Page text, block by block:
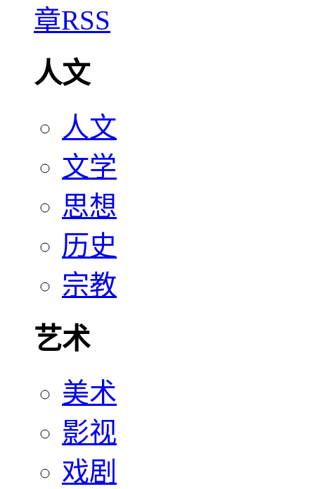
人文
人文
文学
思想
历史
宗教
艺术
美术
影视
戏剧